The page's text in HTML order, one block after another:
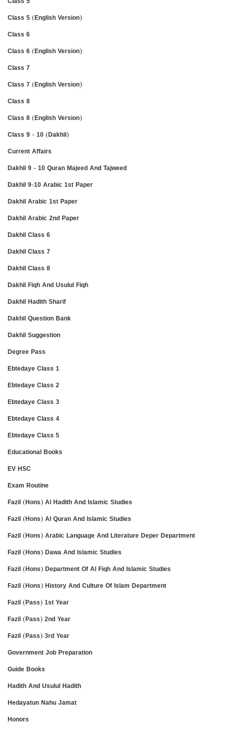
Class 5 (English Version)
Class 6
Class 6 (English Version)
Class 7
Class 7 (English Version)
Class 8
Class 8 (English Version)
Class 9 - 10 (Dakhil)
Current Affairs
Dakhil 9 - 10 Quran Majeed And Tajweed
Dakhil 9-10 Arabic 1st Paper
Dakhil Arabic 1st Paper
Dakhil Arabic 2nd Paper
Dakhil Class 6
Dakhil Class 7
Dakhil Class 8
Dakhil Fiqh And Usulul Fiqh
Dakhil Hadith Sharif
Dakhil Question Bank
Dakhil Suggestion
Degree Pass
Ebtedaye Class 1
Ebtedaye Class 2
Ebtedaye Class 3
Ebtedaye Class 4
Ebtedaye Class 5
Educational Books
EV HSC
Exam Routine
Fazil (Hons) Al Hadith And Islamic Studies
Fazil (Hons) Al Quran And Islamic Studies
Fazil (Hons) Arabic Language And Literature Deper Department
Fazil (Hons) Dawa And Islamic Studies
Fazil (Hons) Department Of Al Fiqh And Islamic Studies
Fazil (Hons) History And Culture Of Islam Department
Fazil (Pass) 1st Year
Fazil (Pass) 2nd Year
Fazil (Pass) 3rd Year
Government Job Preparation
Guide Books
Hadith And Usulul Hadith
Hedayatun Nahu Jamat
Honors